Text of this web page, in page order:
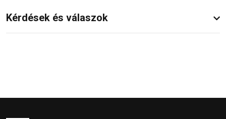
Kérdések és válaszok